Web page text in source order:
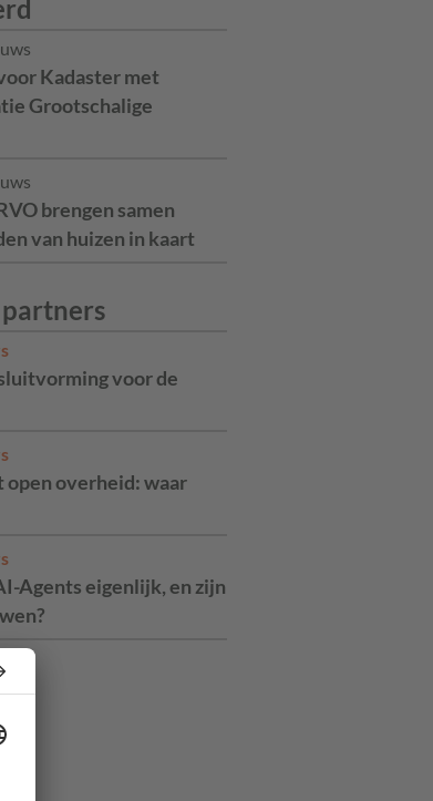
Kadaster met
Grootschalige
brengen samen
van huizen in kaart
voor de
overheid: waar
Agents eigenlijk, en zijn